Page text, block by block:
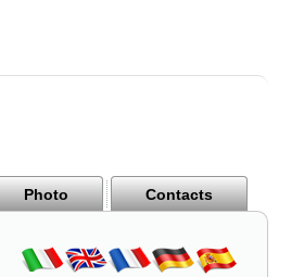
Photo Contacts